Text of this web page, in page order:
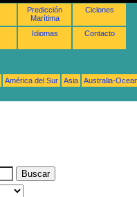
Predicción
Marítima
Ciclones
Idiomas Contacto
América del Sur Asia
Australia-